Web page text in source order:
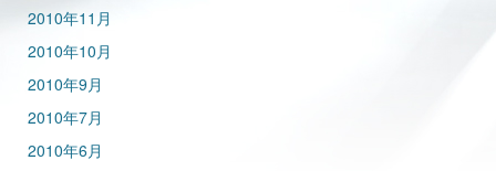
2010年11月
2010年10月
2010年9月
2010年7月
2010年6月